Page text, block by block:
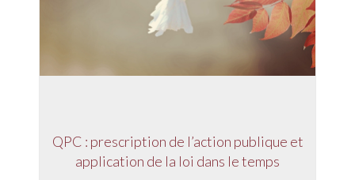
QPC : prescription de l’action publique et
application de la loi dans le temps